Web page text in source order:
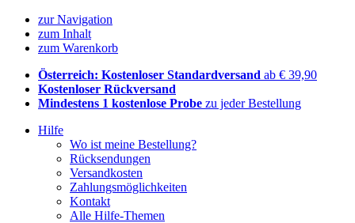
zur Navigation
zum Inhalt
zum Warenkorb
Österreich: Kostenloser Standardversand ab € 39,90
Kostenloser Rückversand
Mindestens 1 kostenlose Probe zu jeder Bestellung
Hilfe
Wo ist meine Bestellung?
Rücksendungen
Versandkosten
Zahlungsmöglichkeiten
Kontakt
Alle Hilfe-Themen